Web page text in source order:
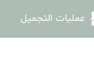
عمليات التجميل